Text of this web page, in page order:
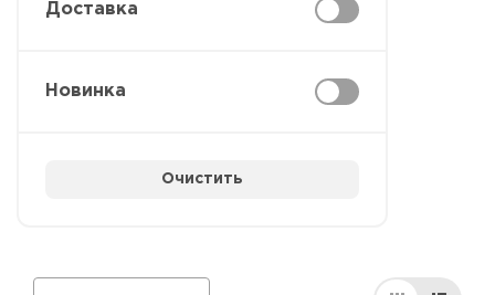
Доставка
Новинка
Очистить